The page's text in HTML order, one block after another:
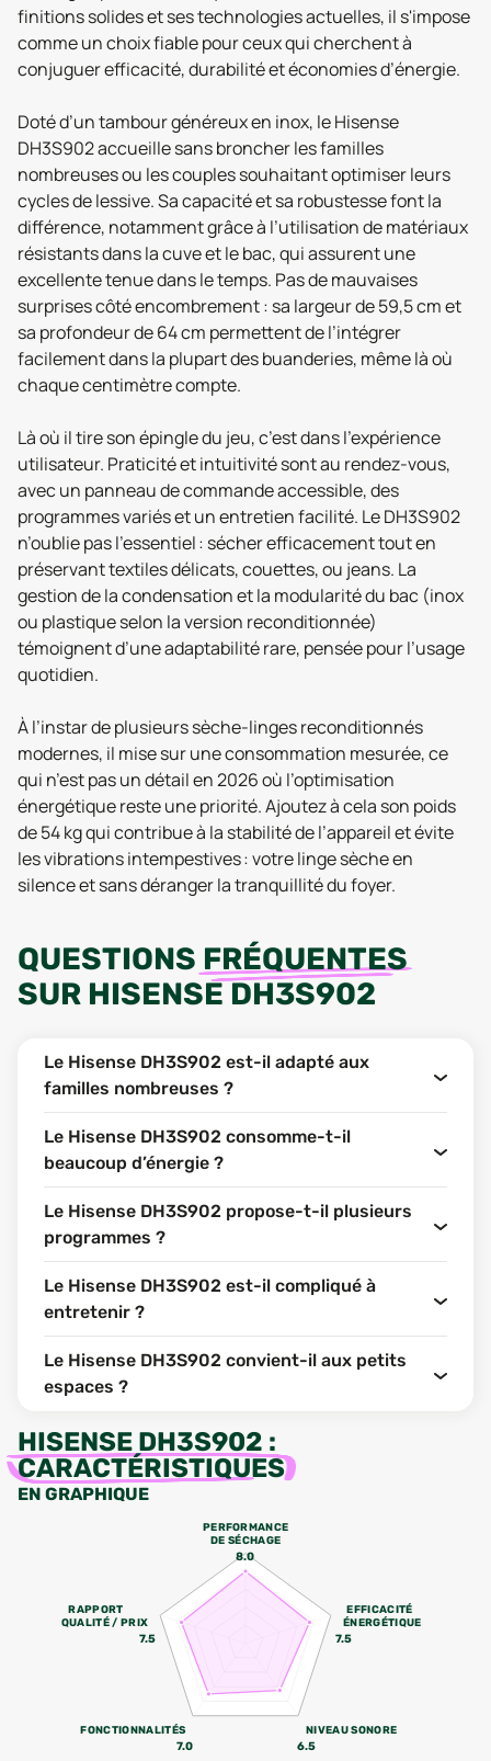
finitions solides et ses technologies actuelles, il s'impose
comme un choix fiable pour ceux qui cherchent à
conjuguer efficacité, durabilité et économies d’énergie.
Doté d’un tambour généreux en inox, le Hisense
DH3S902 accueille sans broncher les familles
nombreuses ou les couples souhaitant optimiser leurs
cycles de lessive. Sa capacité et sa robustesse font la
différence, notamment grâce à l’utilisation de matériaux
résistants dans la cuve et le bac, qui assurent une
excellente tenue dans le temps. Pas de mauvaises
surprises côté encombrement : sa largeur de 59,5 cm et
sa profondeur de 64 cm permettent de l’intégrer
facilement dans la plupart des buanderies, même là où
chaque centimètre compte.
Là où il tire son épingle du jeu, c’est dans l’expérience
utilisateur. Praticité et intuitivité sont au rendez-vous,
avec un panneau de commande accessible, des
programmes variés et un entretien facilité. Le DH3S902
n’oublie pas l’essentiel : sécher efficacement tout en
préservant textiles délicats, couettes, ou jeans. La
gestion de la condensation et la modularité du bac (inox
ou plastique selon la version reconditionnée)
témoignent d’une adaptabilité rare, pensée pour l’usage
quotidien.
À l’instar de plusieurs sèche-linges reconditionnés
modernes, il mise sur une consommation mesurée, ce
qui n’est pas un détail en 2026 où l’optimisation
énergétique reste une priorité. Ajoutez à cela son poids
de 54 kg qui contribue à la stabilité de l’appareil et évite
les vibrations intempestives : votre linge sèche en
silence et sans déranger la tranquillité du foyer.
QUESTIONS FRÉQUENTES
SUR HISENSE DH3S902
Le Hisense DH3S902 est-il adapté aux
familles nombreuses ?
Le Hisense DH3S902 consomme-t-il
beaucoup d’énergie ?
Le Hisense DH3S902 propose-t-il plusieurs
programmes ?
Le Hisense DH3S902 est-il compliqué à
entretenir ?
Le Hisense DH3S902 convient-il aux petits
espaces ?
HISENSE DH3S902 :
CARACTÉRISTIQUES
EN GRAPHIQUE
PERFORMANCE
DE SÉCHAGE
8.0
EFFICACITÉ
ÉNERGÉTIQUE
7.5
NIVEAU SONORE
6.5
FONCTIONNALITÉS
7.0
RAPPORT
QUALITÉ / PRIX
7.5